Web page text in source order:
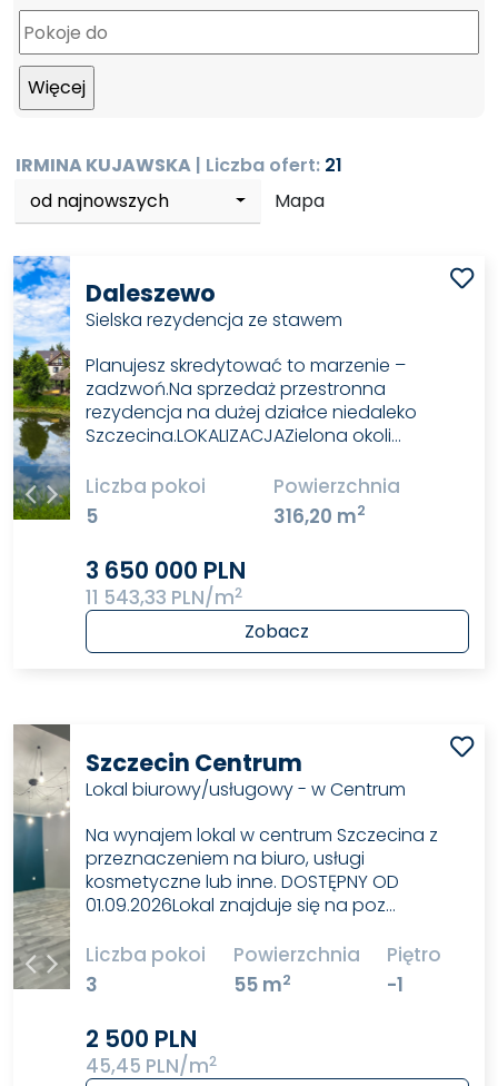
IRMINA KUJAWSKA | Liczba ofert: 21
od najnowszych
Mapa
Daleszewo
Sielska rezydencja ze stawem
Planujesz skredytować to marzenie –
zadzwoń.Na sprzedaż przestronna
rezydencja na dużej działce niedaleko
Szczecina.LOKALIZACJAZielona okoli…
Liczba pokoi
5
Powierzchnia
316,20 m2
3 650 000 PLN
11 543,33 PLN/m2
Zobacz
Szczecin Centrum
Lokal biurowy/usługowy - w Centrum
Na wynajem lokal w centrum Szczecina z
przeznaczeniem na biuro, usługi
kosmetyczne lub inne. DOSTĘPNY OD
01.09.2026Lokal znajduje się na poz…
Liczba pokoi
3
Powierzchnia
55 m2
Piętro
-1
2 500 PLN
45,45 PLN/m2